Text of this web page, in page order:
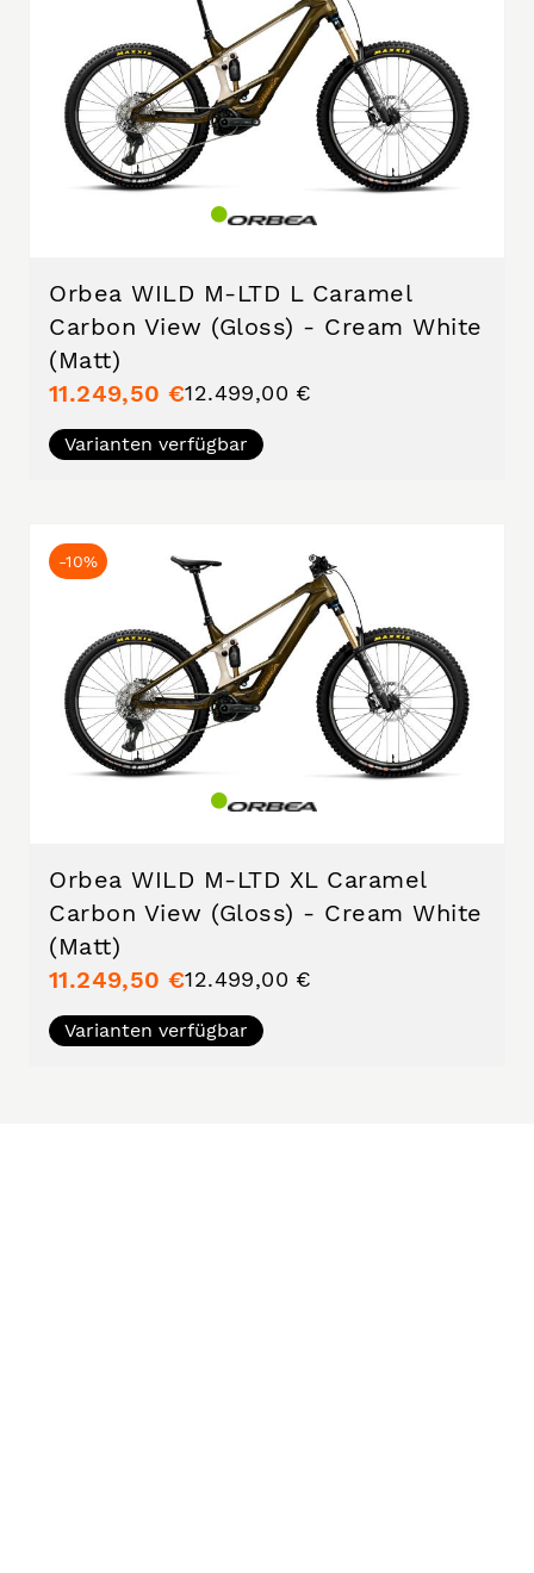
Orbea WILD M-LTD L Caramel
Carbon View (Gloss) - Cream White
(Matt)
11.249,50 €12.499,00 €
Varianten verfügbar
-10%
Orbea WILD M-LTD XL Caramel
Carbon View (Gloss) - Cream White
(Matt)
11.249,50 €12.499,00 €
Varianten verfügbar